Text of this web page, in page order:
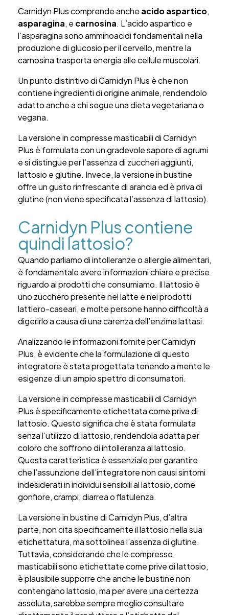
Carnidyn Plus comprende anche acido aspartico,
asparagina, e carnosina. L’acido aspartico e
l’asparagina sono amminoacidi fondamentali nella
produzione di glucosio per il cervello, mentre la
carnosina trasporta energia alle cellule muscolari.
Un punto distintivo di Carnidyn Plus è che non
contiene ingredienti di origine animale, rendendolo
adatto anche a chi segue una dieta vegetariana o
vegana.
La versione in compresse masticabili di Carnidyn
Plus è formulata con un gradevole sapore di agrumi
e si distingue per l’assenza di zuccheri aggiunti,
lattosio e glutine. Invece, la versione in bustine
offre un gusto rinfrescante di arancia ed è priva di
glutine (non viene specificata l’assenza di lattosio).
Carnidyn Plus contiene
quindi lattosio?
Quando parliamo di intolleranze o allergie alimentari,
è fondamentale avere informazioni chiare e precise
riguardo ai prodotti che consumiamo. Il lattosio è
uno zucchero presente nel latte e nei prodotti
lattiero-caseari, e molte persone hanno difficoltà a
digerirlo a causa di una carenza dell’enzima lattasi.
Analizzando le informazioni fornite per Carnidyn
Plus, è evidente che la formulazione di questo
integratore è stata progettata tenendo a mente le
esigenze di un ampio spettro di consumatori.
La versione in compresse masticabili di Carnidyn
Plus è specificamente etichettata come priva di
lattosio. Questo significa che è stata formulata
senza l’utilizzo di lattosio, rendendola adatta per
coloro che soffrono di intolleranza al lattosio.
Questa caratteristica è essenziale per garantire
che l’assunzione dell’integratore non causi sintomi
indesiderati in individui sensibili al lattosio, come
gonfiore, crampi, diarrea o flatulenza.
La versione in bustine di Carnidyn Plus, d’altra
parte, non cita specificamente il lattosio nella sua
etichettatura, ma sottolinea l’assenza di glutine.
Tuttavia, considerando che le compresse
masticabili sono etichettate come prive di lattosio,
è plausibile supporre che anche le bustine non
contengano lattosio, ma per avere una certezza
assoluta, sarebbe sempre meglio consultare